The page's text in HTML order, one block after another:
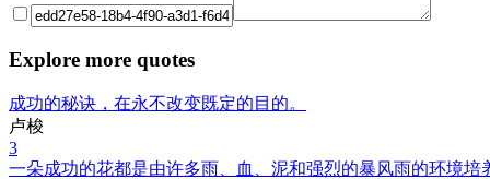
Explore more quotes
成功的秘诀，在永不改变既定的目的。
卢梭
3
一朵成功的花都是由许多雨、血、泥和强烈的暴风雨的环境培